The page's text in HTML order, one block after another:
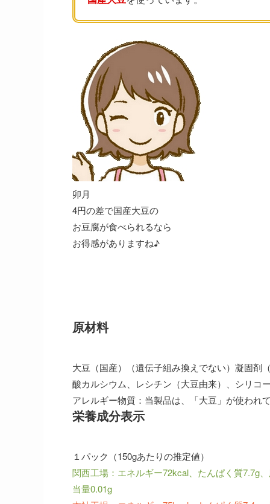
卯月
4円の差で国産大豆の
お豆腐が食べられるなら
お得感がありますね♪
原材料
大豆（国産）（遺伝子組み換えでない）凝固剤
酸カルシウム、レシチン（大豆由来）、シリコ
アレルギー物質：当製品は、「大豆」が使われ
栄養成分表示
１パック（150gあたりの推定値）
関西工場：エネルギー72kcal、たんぱく質7.7g
当量0.01g